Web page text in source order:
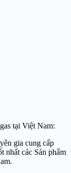
tại Việt Nam:
gia cung cấp
nhất các Sản phẩm